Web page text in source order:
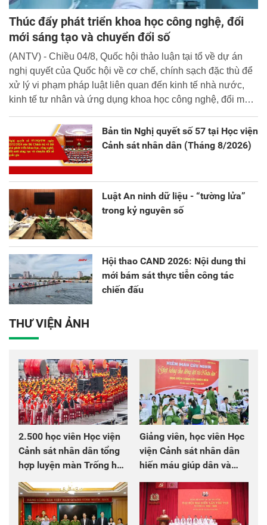
Thúc đẩy phát triển khoa học công nghệ, đổi
mới sáng tạo và chuyển đổi số
(ANTV) - Chiều 04/8, Quốc hội thảo luận tại tổ về dự án
nghị quyết của Quốc hội về cơ chế, chính sạch đặc thù để
xử lý vi phạm pháp luật liên quan đến kinh tế nhà nước,
kinh tế tư nhân và ứng dụng khoa học công nghệ, đổi mới
sáng tạo và chuyển đổi số.
Bản tin Nghị quyết số 57 tại Học viện
Cảnh sát nhân dân (Tháng 8/2026)
Luật An ninh dữ liệu - “tường lửa”
trong kỷ nguyên số
Hội thao CAND 2026: Nội dung thi
mới bám sát thực tiễn công tác
chiến đấu
THƯ VIỆN ẢNH
2.500 học viên Học viện
Cảnh sát nhân dân tổng
hợp luyện màn Trống hội
chào mừng Đại hội Đảng
Giảng viên, học viên Học
viện Cảnh sát nhân dân
hiến máu giúp dân và
đồng đội